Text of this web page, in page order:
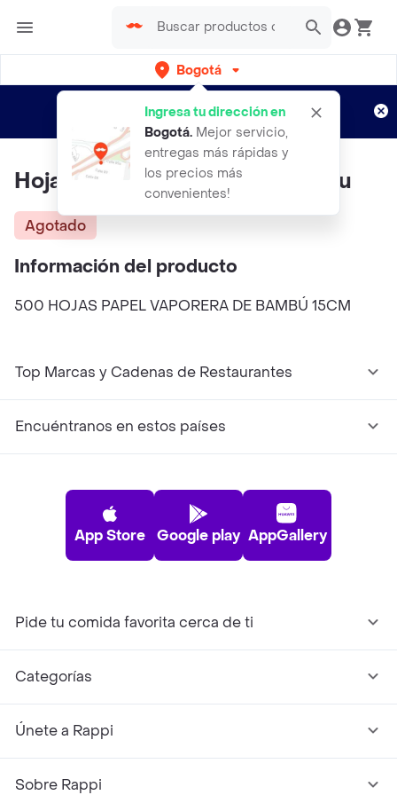
Bogotá
Ingresa tu dirección en
Bogotá. Mejor servicio,
entregas más rápidas y
los precios más
convenientes!
envíos gratis por semanas
Aplican TyC
Hojas Papel Vaporera De Bambu
Agotado
Información del producto
500 HOJAS PAPEL VAPORERA DE BAMBÚ 15CM
Top Marcas y Cadenas de Restaurantes
Encuéntranos en estos países
App Store Google play AppGallery
Pide tu comida favorita cerca de ti
Categorías
Únete a Rappi
Sobre Rappi